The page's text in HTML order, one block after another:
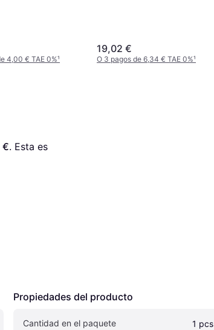
4,00 € TAE 0%¹
19,02 €
O 3 pagos de 6,34 € TAE 0%¹
€. Esta es
Propiedades del producto
Cantidad en el paquete 1 pcs